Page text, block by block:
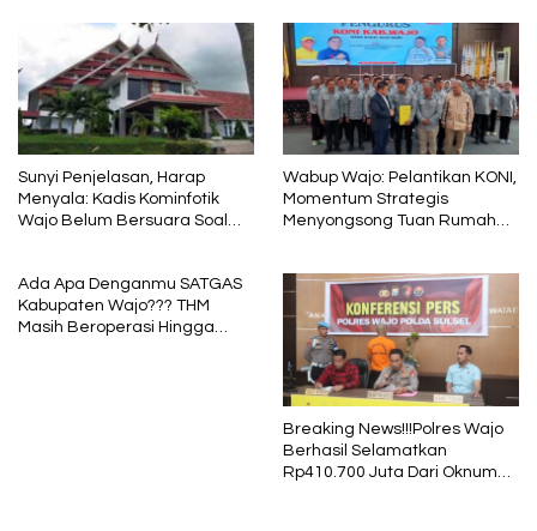
Sunyi Penjelasan, Harap
Menyala: Kadis Kominfotik
Wajo Belum Bersuara Soal
Wabup Wajo: Pelantikan KONI,
Momentum Strategis
Menyongsong Tuan Rumah
Ada Apa Denganmu SATGAS
Kabupaten Wajo??? THM
Masih Beroperasi Hingga
Breaking News!!!Polres Wajo
Berhasil Selamatkan
Rp410.700 Juta Dari Oknum